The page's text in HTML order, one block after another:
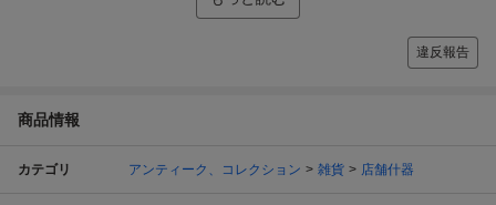
違反報告
商品情報
カテゴリ アンティーク、コレクション 雑貨 店舗什器